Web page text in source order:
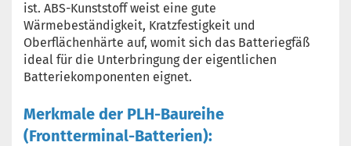
ist. ABS-Kunststoff weist eine gute
Wärmebeständigkeit, Kratzfestigkeit und
Oberflächenhärte auf, womit sich das Batteriegfäß
ideal für die Unterbringung der eigentlichen
Batteriekomponenten eignet.
Merkmale der PLH-Baureihe
(Frontterminal-Batterien):